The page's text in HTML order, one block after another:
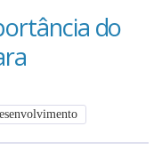
do